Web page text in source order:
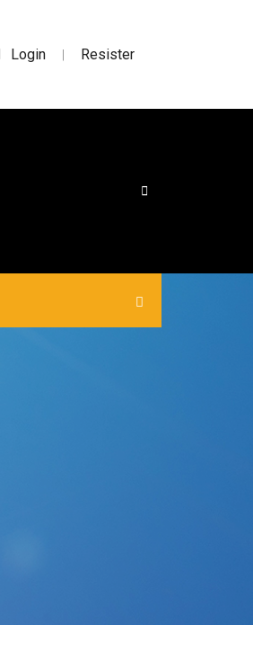
Login | Resister